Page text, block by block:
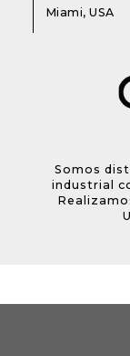
Miami, USA
Somos
industrial